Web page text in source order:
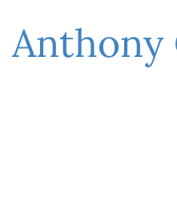
Anthony